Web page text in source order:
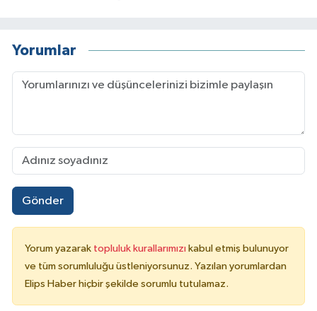
Yorumlar
Gönder
Yorum yazarak topluluk kurallarımızı kabul etmiş bulunuyor
ve tüm sorumluluğu üstleniyorsunuz. Yazılan yorumlardan
Elips Haber hiçbir şekilde sorumlu tutulamaz.